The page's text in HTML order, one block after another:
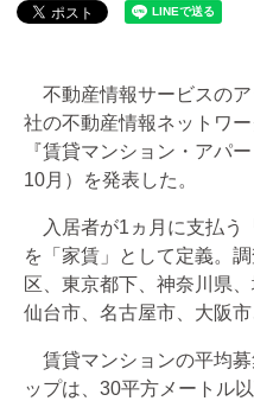
不動産情報サービスのア
社の不動産情報ネットワ
『賃貸マンション・アパ
10月）を発表した。
入居者が1ヵ月に支払う
を「家賃」として定義。
区、東京都下、神奈川県
仙台市、名古屋市、大阪市
賃貸マンションの平均募
ップは、30平方メートル